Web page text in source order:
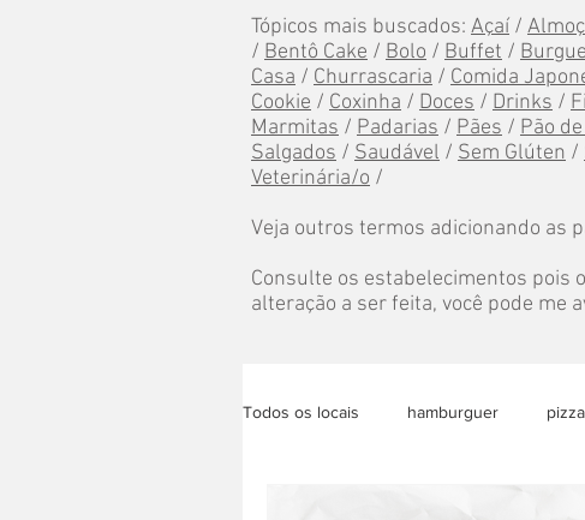
Tópicos mais buscados: Açaí /
/ Bentô Cake / Bolo / Buffet /
Casa / Churrascaria / Comida
Cookie / Coxinha / Doces / Drinks /
Marmitas / Padarias / Pães / Pão
Salgados / Saudável / Sem Glúten /
Veterinária/o /
Veja outros termos adicionando as
Consulte os estabelecimentos pois
alteração a ser feita, você pode me
Todos os locais hamburguer pizza